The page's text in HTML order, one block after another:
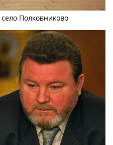
Полковниково